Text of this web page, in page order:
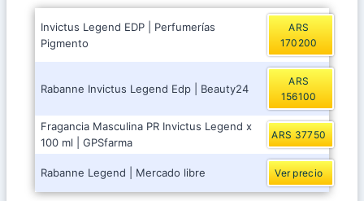
Invictus Legend EDP | Perfumerías
Pigmento
ARS
170200
Rabanne Invictus Legend Edp | Beauty24
ARS
156100
Fragancia Masculina PR Invictus Legend x
100 ml | GPSfarma
ARS 37750
Rabanne Legend | Mercado libre Ver precio